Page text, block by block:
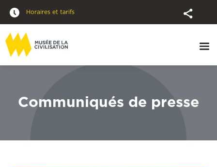
Horaires et tarifs
Communiqués de presse